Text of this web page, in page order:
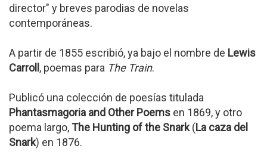
director" y breves parodias de novelas
contemporáneas.
A partir de 1855 escribió, ya bajo el nombre de Lewis
Carroll , poemas para The Train.
Publicó una colección de poesías titulada
Phantasmagoria and Other Poems en 1869, y otro
poema largo, The Hunting of the Snark(La caza del
Snark) en 1876.